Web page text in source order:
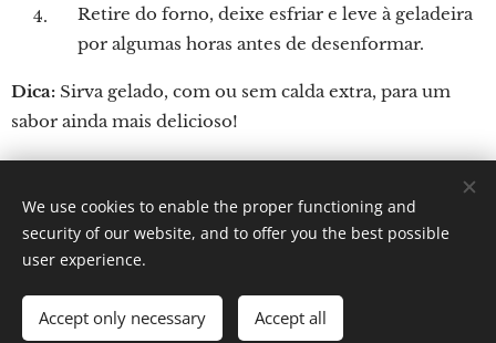
Retire do forno, deixe esfriar e leve à geladeira
por algumas horas antes de desenformar.
Dica: Sirva gelado, com ou sem calda extra, para um
sabor ainda mais delicioso!
Por: Verônica Nicoletti
Instagram: Gastronomundo.receitas
Languages
Português brasileiro
English
We use cookies to enable the proper functioning and
security of our website, and to offer you the best possible
user experience.
Accept only necessary Accept all